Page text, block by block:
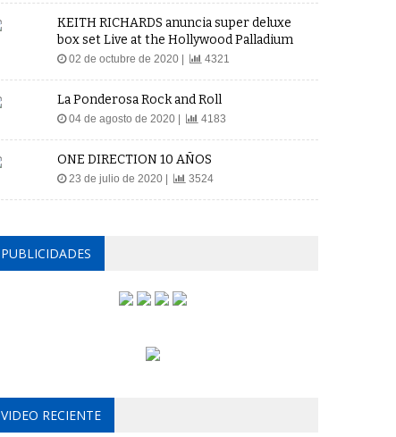
KEITH RICHARDS anuncia super deluxe
box set Live at the Hollywood Palladium
02 de octubre de 2020 | 4321
La Ponderosa Rock and Roll
04 de agosto de 2020 | 4183
ONE DIRECTION 10 AÑOS
23 de julio de 2020 | 3524
PUBLICIDADES
VIDEO RECIENTE